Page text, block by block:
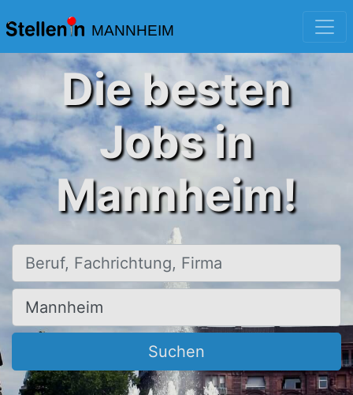
MANNHEIM
Die besten
Jobs in
Mannheim!
Beruf, Fachrichtung, Firma
Ort, Stadt
Suchen